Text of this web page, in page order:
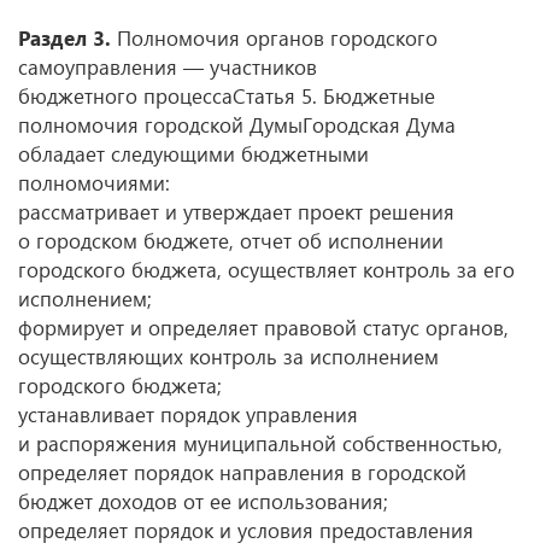
Раздел 3. Полномочия органов городского
самоуправления — участников
бюджетного процессаСтатья 5. Бюджетные
полномочия городской ДумыГородская Дума
обладает следующими бюджетными
полномочиями:
рассматривает и утверждает проект решения
о городском бюджете, отчет об исполнении
городского бюджета, осуществляет контроль за его
исполнением;
формирует и определяет правовой статус органов,
осуществляющих контроль за исполнением
городского бюджета;
устанавливает порядок управления
и распоряжения муниципальной собственностью,
определяет порядок направления в городской
бюджет доходов от ее использования;
определяет порядок и условия предоставления